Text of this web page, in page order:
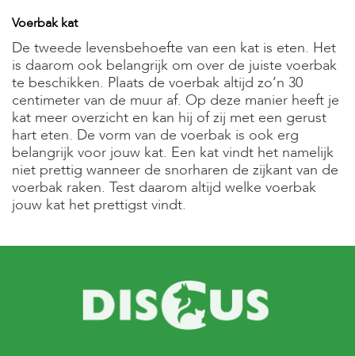
n
k
e
l
s
W
e
b
s
h
o
p
a
Voerbak kat
De tweede levensbehoefte van een kat is eten. Het
is daarom ook belangrijk om over de juiste voerbak
te beschikken. Plaats de voerbak altijd zo’n 30
centimeter van de muur af. Op deze manier heeft je
kat meer overzicht en kan hij of zij met een gerust
hart eten. De vorm van de voerbak is ook erg
belangrijk voor jouw kat. Een kat vindt het namelijk
niet prettig wanneer de snorharen de zijkant van de
voerbak raken. Test daarom altijd welke voerbak
jouw kat het prettigst vindt.